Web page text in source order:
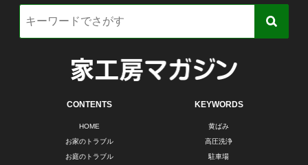
CONTENTS
HOME
お家のトラブル
お庭のトラブル
KEYWORDS
黄ばみ
高圧洗浄
駐車場